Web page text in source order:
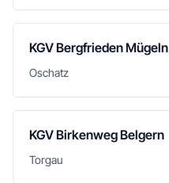
KGV Bergfrieden Mügeln
Oschatz
KGV Birkenweg Belgern
Torgau